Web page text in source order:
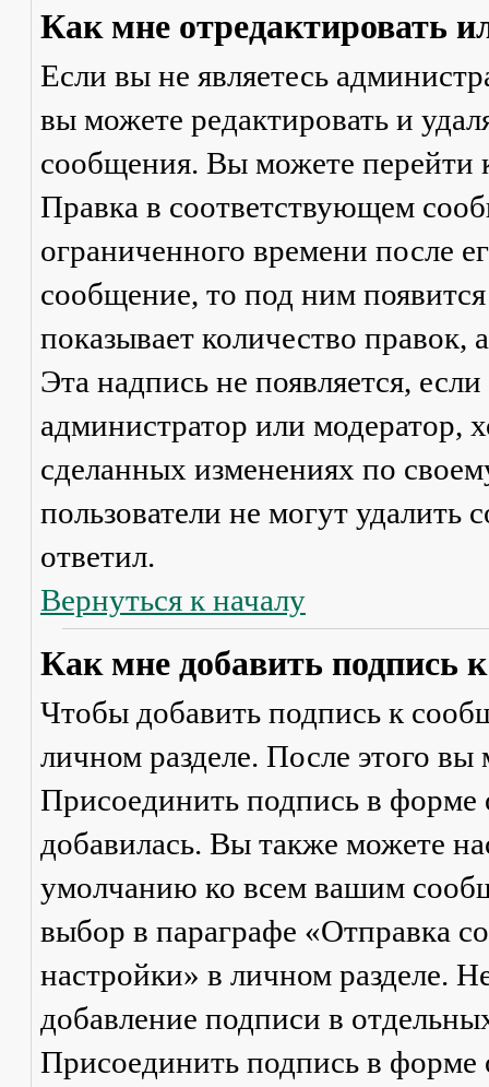
Как мне отредактировать
Если вы не являетесь
вы можете редактировать и
сообщения. Вы можете перейти
Правка в соответствующем
ограниченного времени после
сообщение, то под ним
показывает количество правок,
Эта надпись не появляется,
администратор или модератор,
сделанных изменениях по
пользователи не могут удалить
ответил.
Вернуться к началу
Как мне добавить подпись
Чтобы добавить подпись к
личном разделе. После этого
Присоединить подпись в форме
добавилась. Вы также можете
умолчанию ко всем вашим
выбор в параграфе «Отправка
настройки» в личном разделе.
добавление подписи в
Присоединить подпись в форме